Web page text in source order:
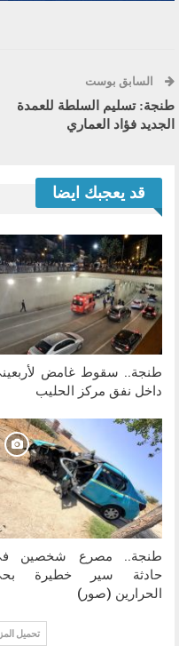
السابق بوست
طنجة: تسليم السلطة للعمدة
الجديد فؤاد العماري
قد يعجبك ايضا
طنجة.. سقوط غامض
داخل نفق مركز الحليب
طنجة.. مصرع شخصين
حادثة سير خطيرة
الحرارين (صور)
تحميل